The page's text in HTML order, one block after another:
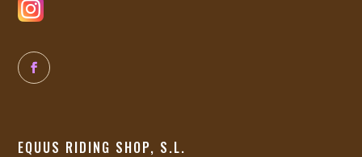
EQUUS RIDING SHOP, S.L.